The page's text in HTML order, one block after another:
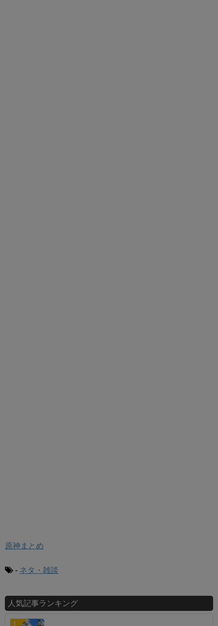
原神まとめ
- ネタ・雑談
人気記事ランキング